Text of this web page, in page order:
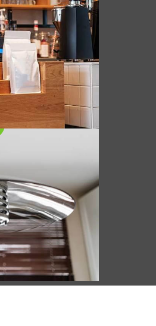
de iluminação
resistente à
condutivas
para luminárias
e desenhos